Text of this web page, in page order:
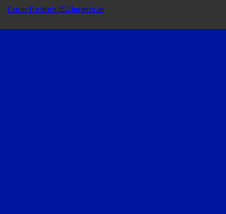
Cookie-Richtlinie (EU) Impressum